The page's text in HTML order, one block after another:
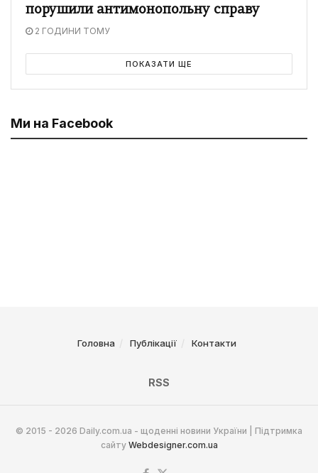
порушили антимонопольну справу
2 ГОДИНИ ТОМУ
ПОКАЗАТИ ЩЕ
Ми на Facebook
Головна Публікації Контакти
RSS
© 2015 - 2026 Daily.com.ua - щоденні новини України | Підтримка
сайту Webdesigner.com.ua